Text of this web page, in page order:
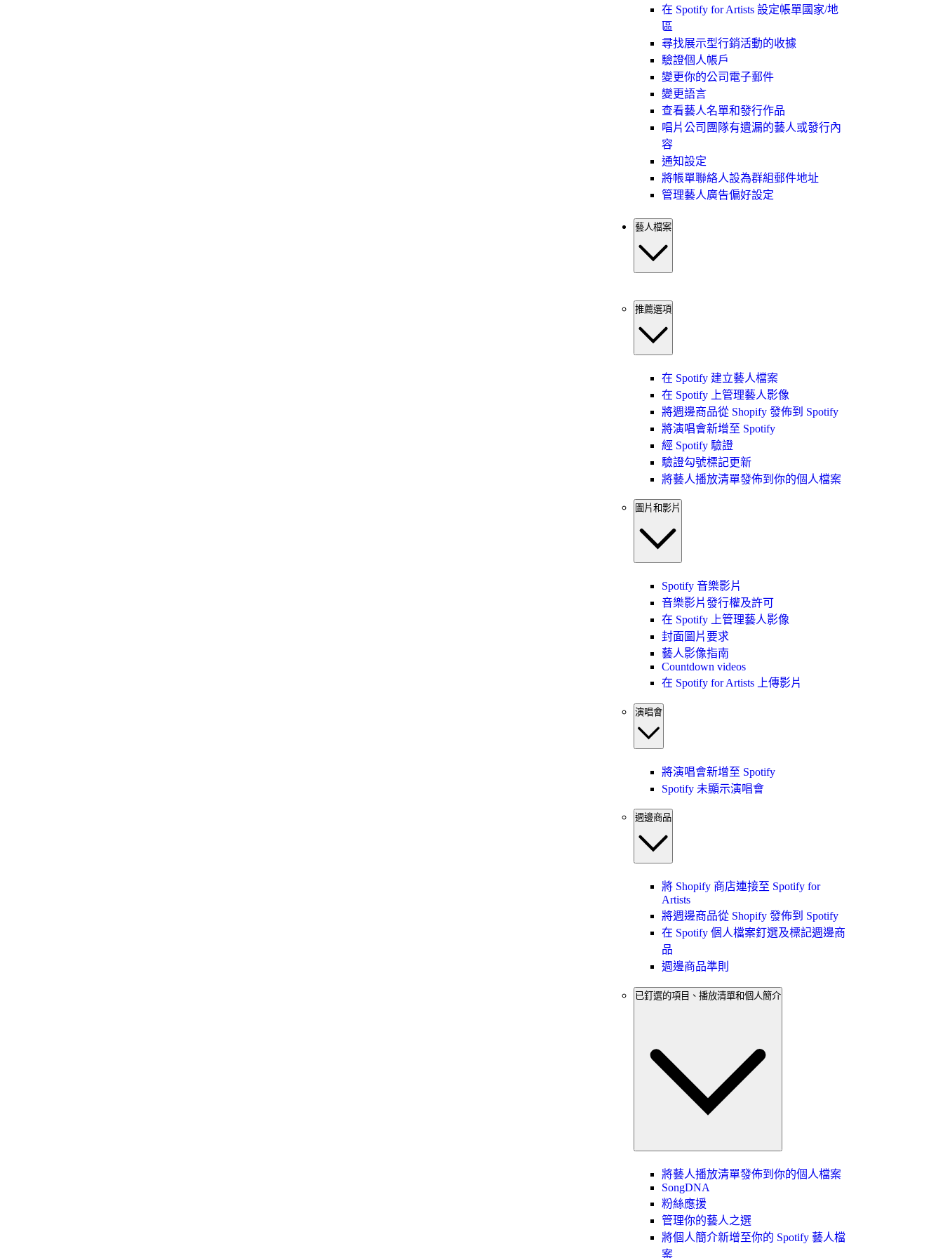
在 Spotify for Artists 設定帳單國家/地
區
尋找展示型行銷活動的收據
驗證個人帳戶
變更你的公司電子郵件
變更語言
查看藝人名單和發行作品
唱片公司團隊有遺漏的藝人或發行內
容
通知設定
將帳單聯絡人設為群組郵件地址
管理藝人廣告偏好設定
藝人檔案
推薦選項
在 Spotify 建立藝人檔案
在 Spotify 上管理藝人影像
將週邊商品從 Shopify 發佈到 Spotify
將演唱會新增至 Spotify
經 Spotify 驗證
驗證勾號標記更新
將藝人播放清單發佈到你的個人檔案
圖片和影片
Spotify 音樂影片
音樂影片發行權及許可
在 Spotify 上管理藝人影像
封面圖片要求
藝人影像指南
Countdown videos
在 Spotify for Artists 上傳影片
演唱會
將演唱會新增至 Spotify
Spotify 未顯示演唱會
週邊商品
將 Shopify 商店連接至 Spotify for
Artists
將週邊商品從 Shopify 發佈到 Spotify
在 Spotify 個人檔案釘選及標記週邊商
品
週邊商品準則
已釘選的項目、播放清單和個人簡介
將藝人播放清單發佈到你的個人檔案
SongDNA
粉絲應援
管理你的藝人之選
將個人簡介新增至你的 Spotify 藝人檔
案